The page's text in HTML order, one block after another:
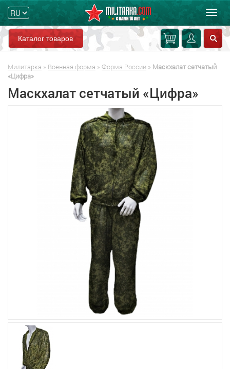
Каталог товаров
Милитарка » Военная форма » Форма России » Маскхалат сетчатый
«Цифра»
Маскхалат сетчатый «Цифра»